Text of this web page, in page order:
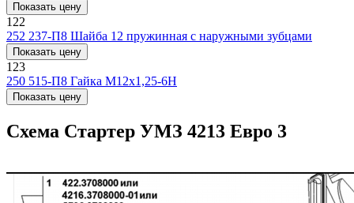
Показать цену
122
252 237-П8 Шайба 12 пружинная с наружными зубцами
Показать цену
123
250 515-П8 Гайка М12х1,25-6Н
Показать цену
Схема Стартер УМЗ 4213 Евро 3